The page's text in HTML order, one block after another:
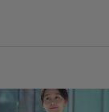
らせ♪